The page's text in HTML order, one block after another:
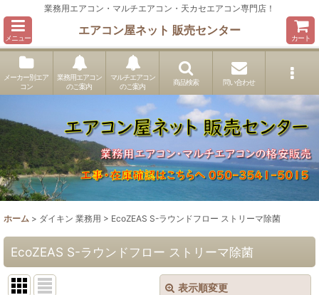
業務用エアコン・マルチエアコン・天カセエアコン専門店！
メニュー
エアコン屋ネット 販売センター
カート
メーカー別エア
コン
業務用エアコン
のご案内
マルチエアコン
のご案内
商品検索 問い合わせ
ホーム > ダイキン 業務用 > EcoZEAS S-ラウンドフロー ストリーマ除菌
EcoZEAS S-ラウンドフロー ストリーマ除菌
表示順変更